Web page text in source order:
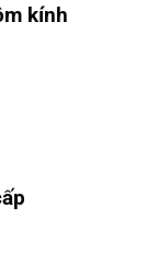
kính